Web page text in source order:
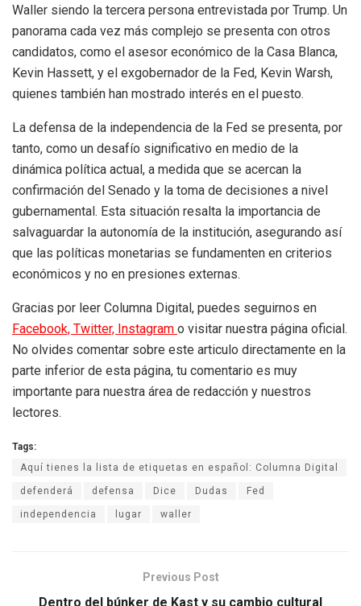
Waller siendo la tercera persona entrevistada por Trump. Un
panorama cada vez más complejo se presenta con otros
candidatos, como el asesor económico de la Casa Blanca,
Kevin Hassett, y el exgobernador de la Fed, Kevin Warsh,
quienes también han mostrado interés en el puesto.
La defensa de la independencia de la Fed se presenta, por
tanto, como un desafío significativo en medio de la
dinámica política actual, a medida que se acercan la
confirmación del Senado y la toma de decisiones a nivel
gubernamental. Esta situación resalta la importancia de
salvaguardar la autonomía de la institución, asegurando así
que las políticas monetarias se fundamenten en criterios
económicos y no en presiones externas.
Gracias por leer Columna Digital, puedes seguirnos en
Facebook, Twitter, Instagram o visitar nuestra página oficial.
No olvides comentar sobre este articulo directamente en la
parte inferior de esta página, tu comentario es muy
importante para nuestra área de redacción y nuestros
lectores.
Tags:
Aquí tienes la lista de etiquetas en español: Columna Digital
defenderá defensa Dice Dudas Fed
independencia lugar waller
Previous Post
Dentro del búnker de Kast y su cambio cultural